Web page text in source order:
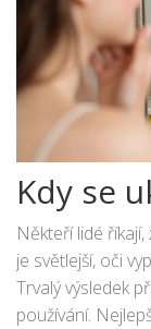
Kdy se
Někteří lidé
je světlejší, oči
Trvalý výsledek
používání.